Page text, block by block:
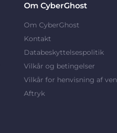
Om CyberGhost
Om CyberGhost
Kontakt
Databeskyttelsespolitik
Vilkår og betingelser
Vilkår for henvisning af ven
Aftryk